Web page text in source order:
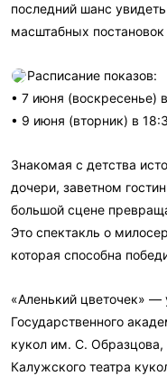
последний шанс
масштабных постановок
Расписание показов:
• 7 июня (воскресенье)
• 9 июня (вторник) в
Знакомая с детства
дочери, заветном
большой сцене
Это спектакль о
которая способна
«Аленький цветочек»
Государственного
кукол им. С.
Калужского театра